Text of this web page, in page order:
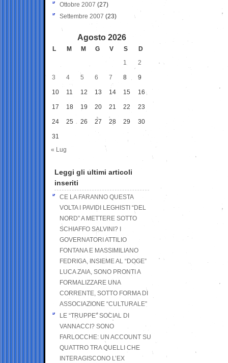
Ottobre 2007 (27)
Settembre 2007 (23)
Agosto 2026
L M M G V S
D
1
2
3 4 5 6 7 8 9
10 11 12 13 14 15 16
17 18 19 20 21 22 23
24 25 26 27 28 29 30
31
« Lug
Leggi gli ultimi articoli
inseriti
CE LA FARANNO QUESTA
VOLTA I PAVIDI LEGHISTI “DEL
NORD” A METTERE SOTTO
SCHIAFFO SALVINI? I
GOVERNATORI ATTILIO
FONTANA E MASSIMILIANO
FEDRIGA, INSIEME AL “DOGE”
LUCA ZAIA, SONO PRONTI A
FORMALIZZARE UNA
CORRENTE, SOTTO FORMA DI
ASSOCIAZIONE “CULTURALE”
LE “TRUPPE” SOCIAL DI
VANNACCI? SONO
FARLOCCHE: UN ACCOUNT SU
QUATTRO TRA QUELLI CHE
INTERAGISCONO L’EX